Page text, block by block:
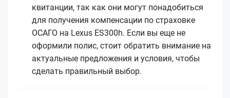
квитанции, так как они могут понадобиться
для получения компенсации по страховке
ОСАГО на Lexus ES300h. Если вы еще не
оформили полис, стоит обратить внимание на
актуальные предложения и условия, чтобы
сделать правильный выбор.